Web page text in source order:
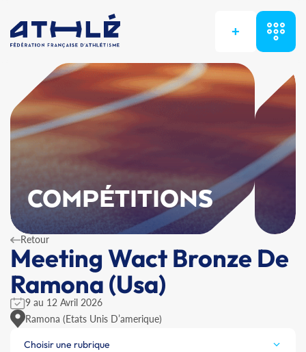
+
COMPÉTITIONS
Retour
Meeting Wact Bronze De
Ramona (Usa)
9 au 12 Avril 2026
Ramona (Etats Unis D’amerique)
Choisir une rubrique